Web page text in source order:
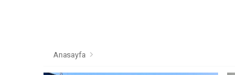
Anasayfa